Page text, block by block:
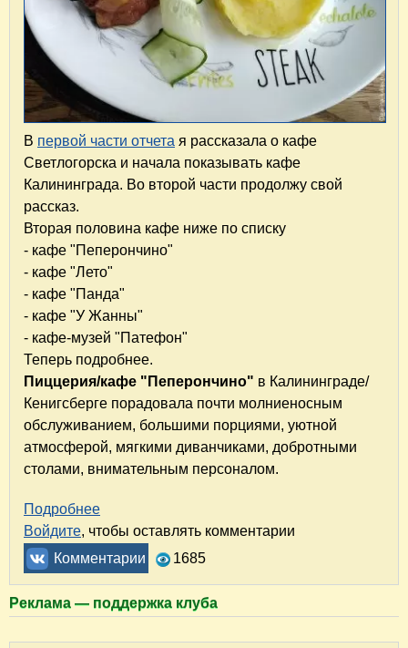
В первой части отчета я рассказала о кафе
Светлогорска и начала показывать кафе
Калининграда. Во второй части продолжу свой
рассказ.
Вторая половина кафе ниже по списку
- кафе "Пеперончино"
- кафе "Лето"
- кафе "Панда"
- кафе "У Жанны"
- кафе-музей "Патефон"
Теперь подробнее.
Пиццерия/кафе "Пеперончино" в Калининграде/
Кенигсберге порадовала почти молниеносным
обслуживанием, большими порциями, уютной
атмосферой, мягкими диванчиками, добротными
столами, внимательным персоналом.
Подробнее
Войдите, чтобы оставлять комментарии
Комментарии
1685
Реклама — поддержка клуба